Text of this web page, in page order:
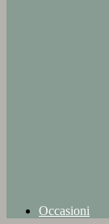
Occasioni